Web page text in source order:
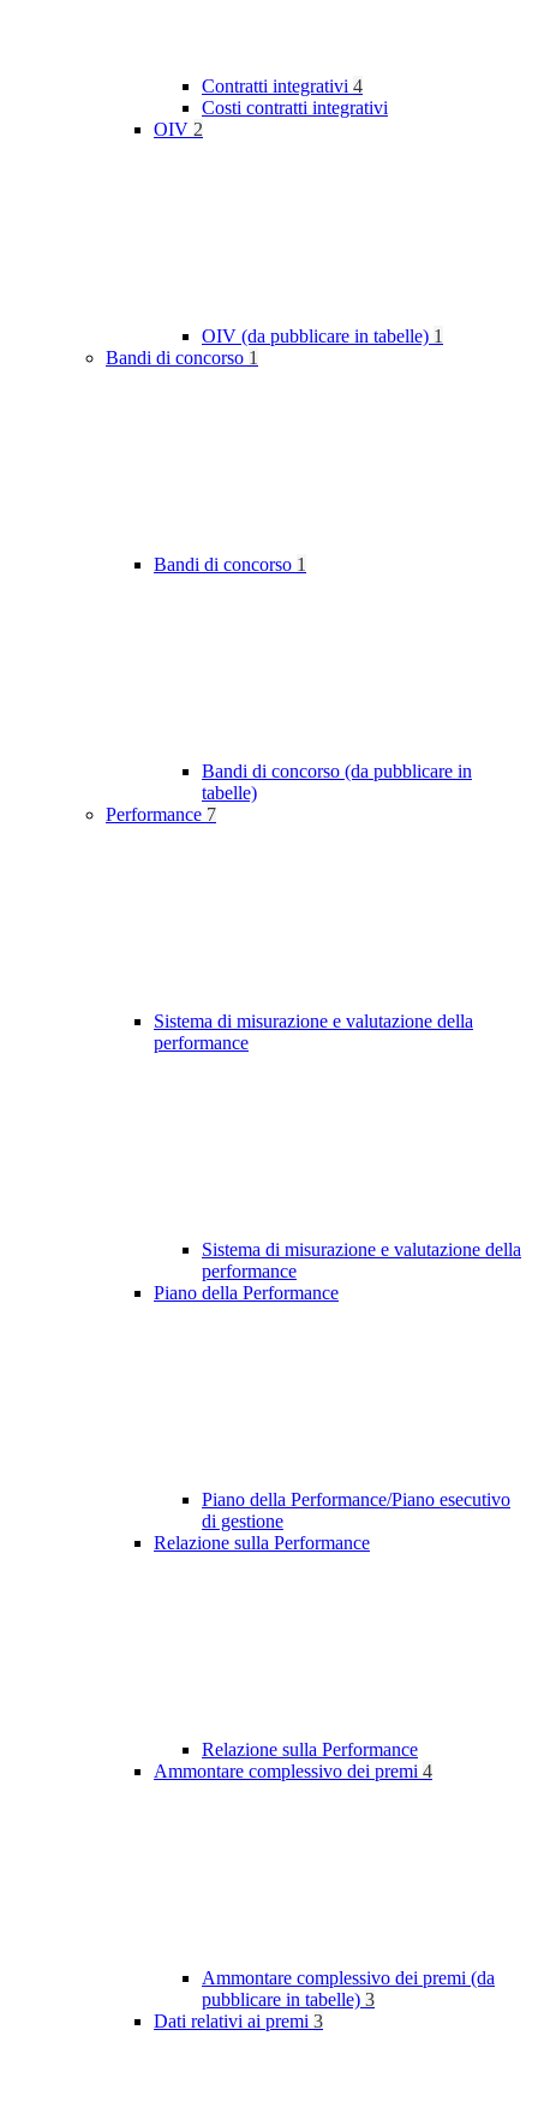
Contratti integrativi 4
Costi contratti integrativi
OIV 2
OIV (da pubblicare in tabelle) 1
Bandi di concorso 1
Bandi di concorso 1
Bandi di concorso (da pubblicare in
tabelle)
Performance 7
Sistema di misurazione e valutazione della
performance
Sistema di misurazione e valutazione della
performance
Piano della Performance
Piano della Performance/Piano esecutivo
di gestione
Relazione sulla Performance
Relazione sulla Performance
Ammontare complessivo dei premi 4
Ammontare complessivo dei premi (da
pubblicare in tabelle) 3
Dati relativi ai premi 3